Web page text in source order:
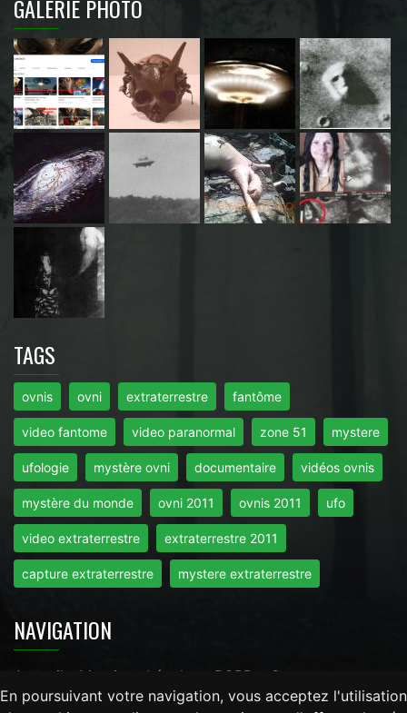
En poursuivant votre navigation, vous acceptez l'utilisation
GALERIE PHOTO
TAGS
ovnis ovni extraterrestre fantôme
video fantome video paranormal zone 51 mystere
ufologie mystère ovni documentaire vidéos ovnis
mystère du monde ovni 2011 ovnis 2011 ufo
video extraterrestre extraterrestre 2011
capture extraterrestre mystere extraterrestre
NAVIGATION
Accueil Mentions Légales RGPD Contact